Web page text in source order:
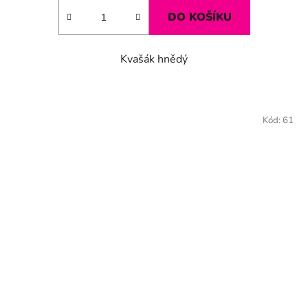
DO KOŠÍKU
Kvašák hnědý
Kód: 61